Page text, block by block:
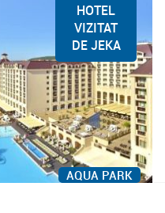
HOTEL
VIZITAT
DE JEKA
AQUA PARK